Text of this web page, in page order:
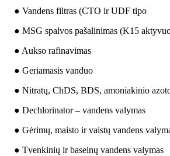
● Vandens filtras (CTO ir UDF tipo
● MSG spalvos pašalinimas (K15
● Aukso rafinavimas
● Geriamasis vanduo
● Nitratų, ChDS, BDS, amoniakinio
● Dechlorinator – vandens valymas
● Gėrimų, maisto ir vaistų vandens
● Tvenkinių ir baseinų vandens valymas